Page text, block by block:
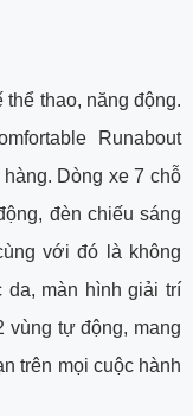
thể thao, năng động.
Runabout
Dòng xe 7 chỗ
đèn chiếu sáng
với đó là không
màn hình giải trí
vùng tự động, mang
trên mọi cuộc hành